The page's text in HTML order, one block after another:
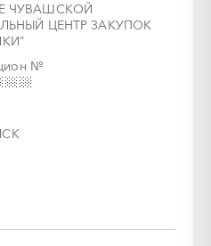
ЧУВАШСКОЙ
ЦЕНТР ЗАКУПОК
№